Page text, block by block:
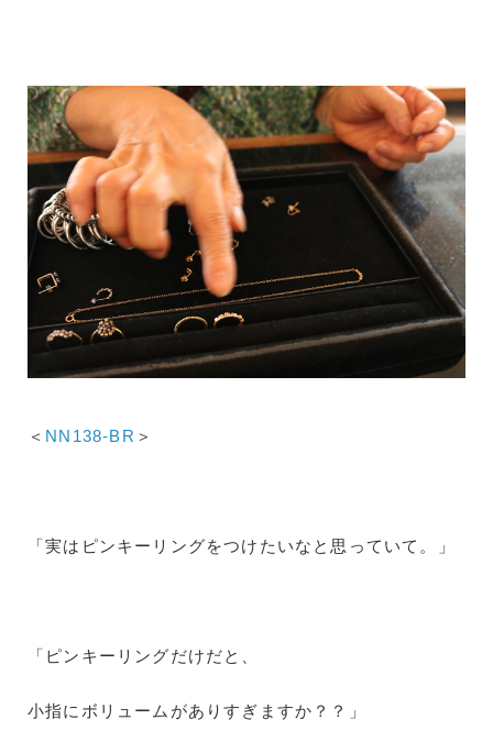
＜ NN138-BR ＞
「実はピンキーリングをつけたいなと思っていて。」
「ピンキーリングだけだと、
小指にボリュームがありすぎますか？？」